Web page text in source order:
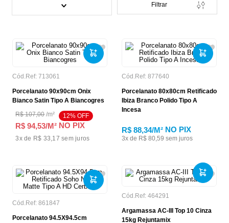
Filtrar
Cód.Ref: 713061
Porcelanato 90x90cm Onix
Bianco Satin Tipo A Biancogres
R$ 107,00/m² 12% OFF
R$ 94,53/M² NO PIX
3x de R$ 33,17 sem juros
Cód.Ref: 877640
Porcelanato 80x80cm Retificado
Ibiza Branco Polido Tipo A
Incesa
R$ 88,34/M² NO PIX
3x de R$ 80,59 sem juros
Cód.Ref: 861847
Porcelanato 94.5X94.5cm
Cód.Ref: 464291
Argamassa AC-III Top 10 Cinza
15kg Rejuntamix